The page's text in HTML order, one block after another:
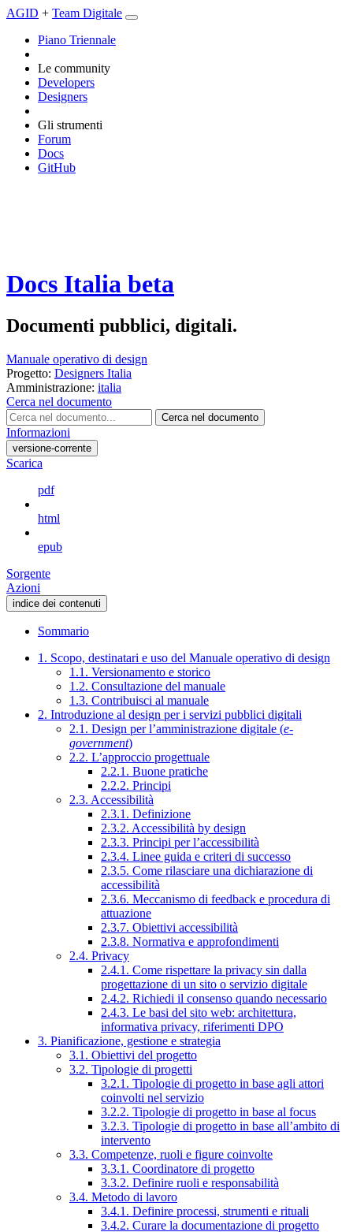
AGID + Team Digitale
Piano Triennale
Le community
Developers
Designers
Gli strumenti
Forum
Docs
GitHub
Docs Italia beta
Documenti pubblici, digitali.
Manuale operativo di design
Progetto: Designers Italia
Amministrazione: italia
Cerca nel documento
Cerca nel documento
Informazioni
versione-corrente
Scarica
pdf
html
epub
Sorgente
Azioni
indice dei contenuti
Sommario
1. Scopo, destinatari e uso del Manuale operativo di design
1.1. Versionamento e storico
1.2. Consultazione del manuale
1.3. Contribuisci al manuale
2. Introduzione al design per i servizi pubblici digitali
2.1. Design per l’amministrazione digitale (e-
government)
2.2. L’approccio progettuale
2.2.1. Buone pratiche
2.2.2. Principi
2.3. Accessibilità
2.3.1. Definizione
2.3.2. Accessibilità by design
2.3.3. Principi per l’accessibilità
2.3.4. Linee guida e criteri di successo
2.3.5. Come rilasciare una dichiarazione di
accessibilità
2.3.6. Meccanismo di feedback e procedura di
attuazione
2.3.7. Obiettivi accessibilità
2.3.8. Normativa e approfondimenti
2.4. Privacy
2.4.1. Come rispettare la privacy sin dalla
progettazione di un sito o servizio digitale
2.4.2. Richiedi il consenso quando necessario
2.4.3. Le basi del sito web: architettura,
informativa privacy, riferimenti DPO
3. Pianificazione, gestione e strategia
3.1. Obiettivi del progetto
3.2. Tipologie di progetti
3.2.1. Tipologie di progetto in base agli attori
coinvolti nel servizio
3.2.2. Tipologie di progetto in base al focus
3.2.3. Tipologie di progetto in base all’ambito di
intervento
3.3. Competenze, ruoli e figure coinvolte
3.3.1. Coordinatore di progetto
3.3.2. Definire ruoli e responsabilità
3.4. Metodo di lavoro
3.4.1. Definire processi, strumenti e rituali
3.4.2. Curare la documentazione di progetto